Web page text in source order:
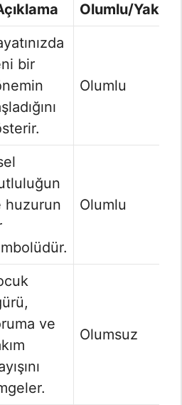
Olumlu/Yakın
bir
Olumlu
huzurun
Olumlu
ve
Olumsuz